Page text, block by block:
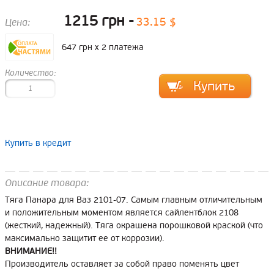
Цена: 1215 грн 33.15 $
647 грн x 2 платежа
Количество:
Купить в кредит
Описание товара:
Тяга Панара для Ваз 2101-07. Самым главным отличительным
и положительным моментом является сайлентблок 2108
(жесткий, надежный). Тяга окрашена порошковой краской (что
максимально защитит ее от коррозии).
ВНИМАНИЕ!!
Производитель оставляет за собой право поменять цвет